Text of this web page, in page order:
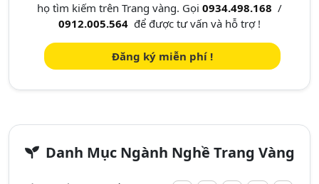
họ tìm kiếm trên Trang vàng. Gọi0934.498.168
0912.005.564
để được tư vấn và hỗ trợ !
Đăng ký miễn phí !
Danh Mục Ngành Nghề Trang Vàng